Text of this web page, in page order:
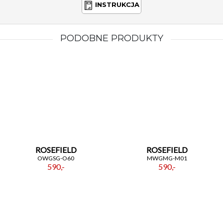
INSTRUKCJA
PODOBNE PRODUKTY
ROSEFIELD
OWGSG-O60
590,-
ROSEFIELD
MWGMG-M01
590,-